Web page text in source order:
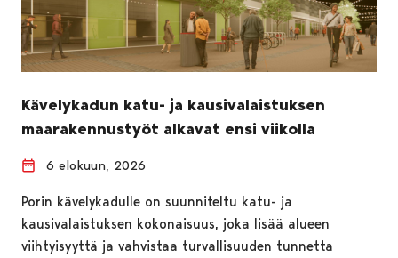
Kävelykadun katu- ja kausivalaistuksen
maarakennustyöt alkavat ensi viikolla
6 elokuun, 2026
Porin kävelykadulle on suunniteltu katu- ja
kausivalaistuksen kokonaisuus, joka lisää alueen
viihtyisyyttä ja vahvistaa turvallisuuden tunnetta